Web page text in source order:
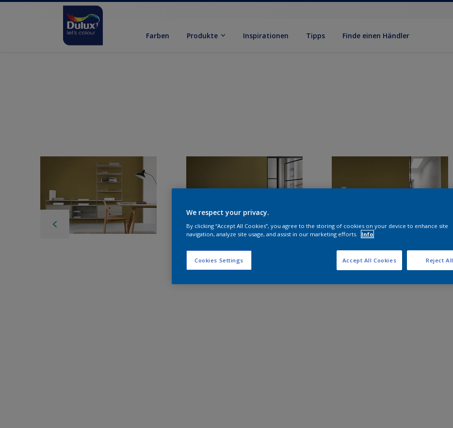
Farben Produkte Inspirationen Tipps Finde einen Händler
We respect your privacy.
By clicking “Accept All Cookies”, you agree to the storing of cookies on your device to enhance site
navigation, analyze site usage, and assist in our marketing efforts.
Info
Cookies Settings Reject All
Accept All Cookies